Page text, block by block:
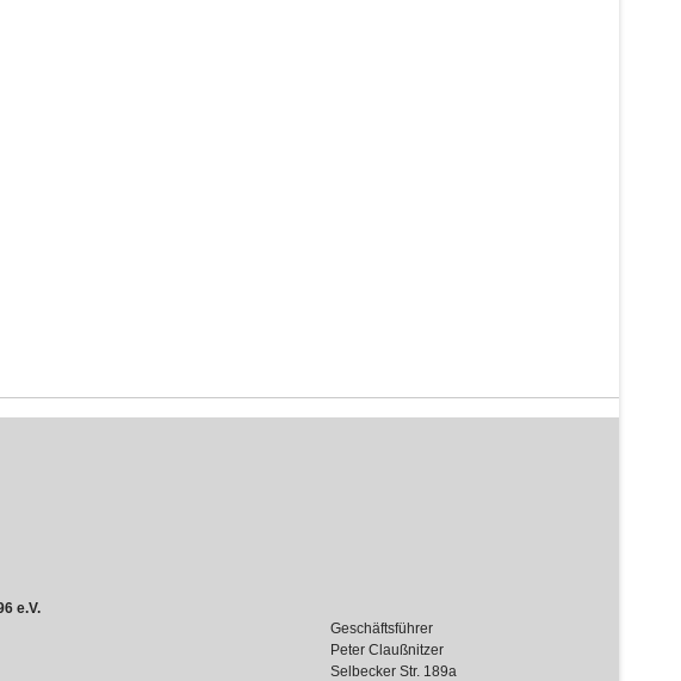
e.V.
Geschäftsführer
Peter Claußnitzer
Selbecker Str. 189a